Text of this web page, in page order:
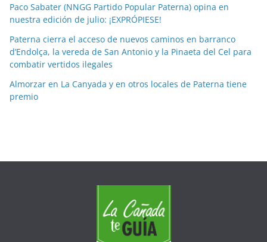
s
s
Paco Sabater (NNGG Partido Popular Paterna) opina en
nuestra edición de julio: ¡EXPRÓPIESE!
Paterna cierra el acceso de nuevos caminos en barranco
d’Endolça, la vereda de San Antonio y la Pinaeta del Cel para
combatir vertidos ilegales
Almorzar en La Canyada y en otros locales de Paterna tiene
premio